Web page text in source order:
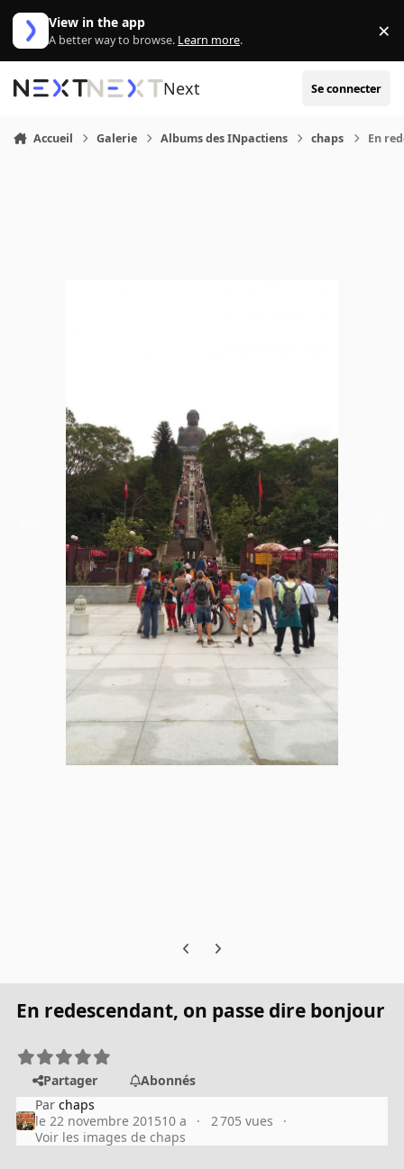
Aller au contenu
View in the app
A better way to browse. Learn more. ×
Next Se connecter
Accueil Galerie Albums des INpactiens chaps En
Previous carousel slide
Next carousel slide
En redescendant, on passe dire bonjour
Partager
Abonnés
Parchaps
le 22 novembre 201510 a
2 705 vues
Voir les images de chaps